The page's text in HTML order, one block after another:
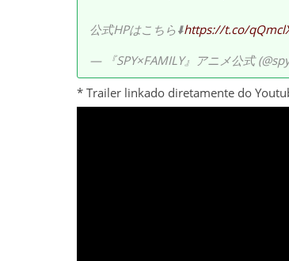
公式HPはこちら⬇️https://t.co/
— 『SPY×FAMILY』アニメ公式
* Trailer linkado diretamente do